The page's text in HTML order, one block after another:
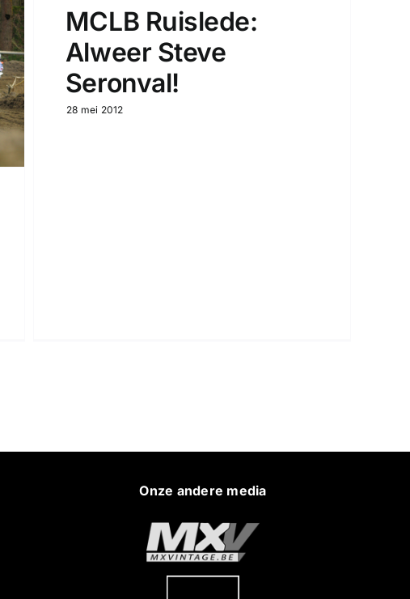
MCLB Ruislede:
Alweer Steve
Seronval!
28 mei 2012
Onze andere media